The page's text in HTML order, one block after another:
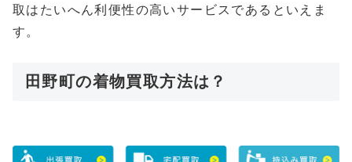
取はたいへん利便性の高いサービスであるといえま
す。
田野町の着物買取方法は？